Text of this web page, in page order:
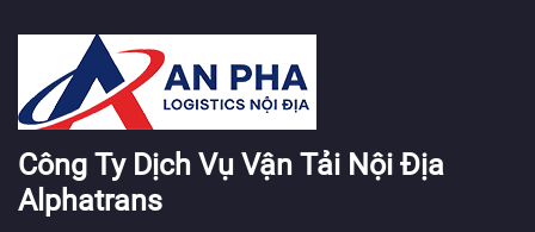
Công Ty Dịch Vụ Vận Tải Nội Địa
Alphatrans